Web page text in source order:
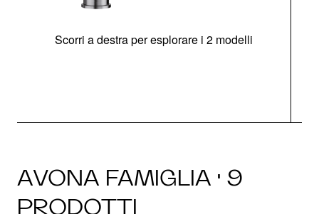
Scorri a destra per esplorare i 2 modelli
AVONA FAMIGLIA · 9
PRODOTTI